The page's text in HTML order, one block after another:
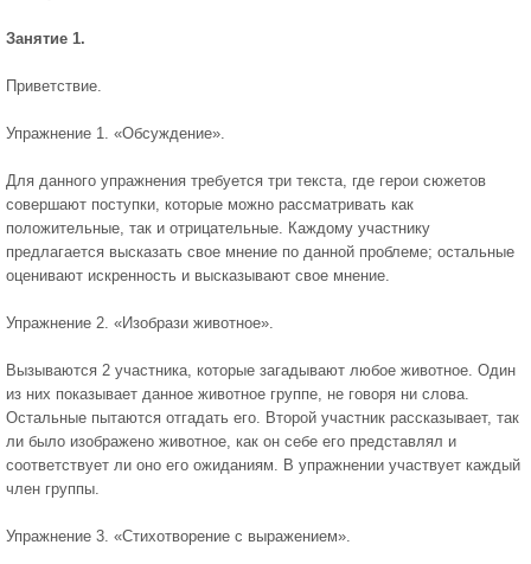
Занятие 1.
Приветствие.
Упражнение 1. «Обсуждение».
Для данного упражнения требуется три текста, где герои сюжетов
совершают поступки, которые можно рассматривать как
положительные, так и отрицательные. Каждому участнику
предлагается высказать свое мнение по данной проблеме; остальные
оценивают искренность и высказывают свое мнение.
Упражнение 2. «Изобрази животное».
Вызываются 2 участника, которые загадывают любое животное. Один
из них показывает данное животное группе, не говоря ни слова.
Остальные пытаются отгадать его. Второй участник рассказывает, так
ли было изображено животное, как он себе его представлял и
соответствует ли оно его ожиданиям. В упражнении участвует каждый
член группы.
Упражнение 3. «Стихотворение с выражением».